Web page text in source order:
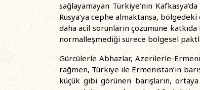
sağlayamayan Türkiye’nin
Rusya’ya cephe almaktansa,
daha acil sorunların çözümüne
normalleşmediği sürece bölgesel
Gürcülerle Abhazlar, Azerilerle-
rağmen, Türkiye ile Ermenistan’ın
küçük gibi görünen barışların,